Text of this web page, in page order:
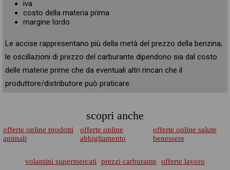
iva
costo della materia prima
margine lordo
Le accise rappresentano più della metà del prezzo della benzina,
le oscillazioni di prezzo del carburante dipendono sia dal costo
delle materie prime che da eventuali altri rincari che il
produttore/distributore può praticare.
scopri anche
offerte online prodotti
animali
offerte online
abbigliamento
offerte online salute
benessere
volantini supermercati prezzi carburante
offerte lavoro